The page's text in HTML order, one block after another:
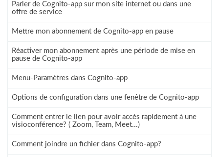
Parler de Cognito-app sur mon site internet ou dans une
offre de service
Mettre mon abonnement de Cognito-app en pause
Réactiver mon abonnement après une période de mise en
pause de Cognito-app
Menu-Paramètres dans Cognito-app
Options de configuration dans une fenêtre de Cognito-app
Comment entrer le lien pour avoir accès rapidement à une
visioconférence? ( Zoom, Team, Meet...)
Comment joindre un fichier dans Cognito-app?